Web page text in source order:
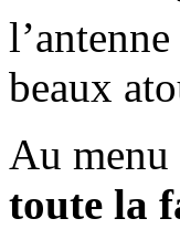
l’antenne
beaux
Au menu
toute la